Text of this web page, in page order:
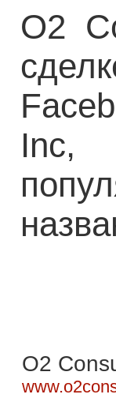
O2
Inc,
O2